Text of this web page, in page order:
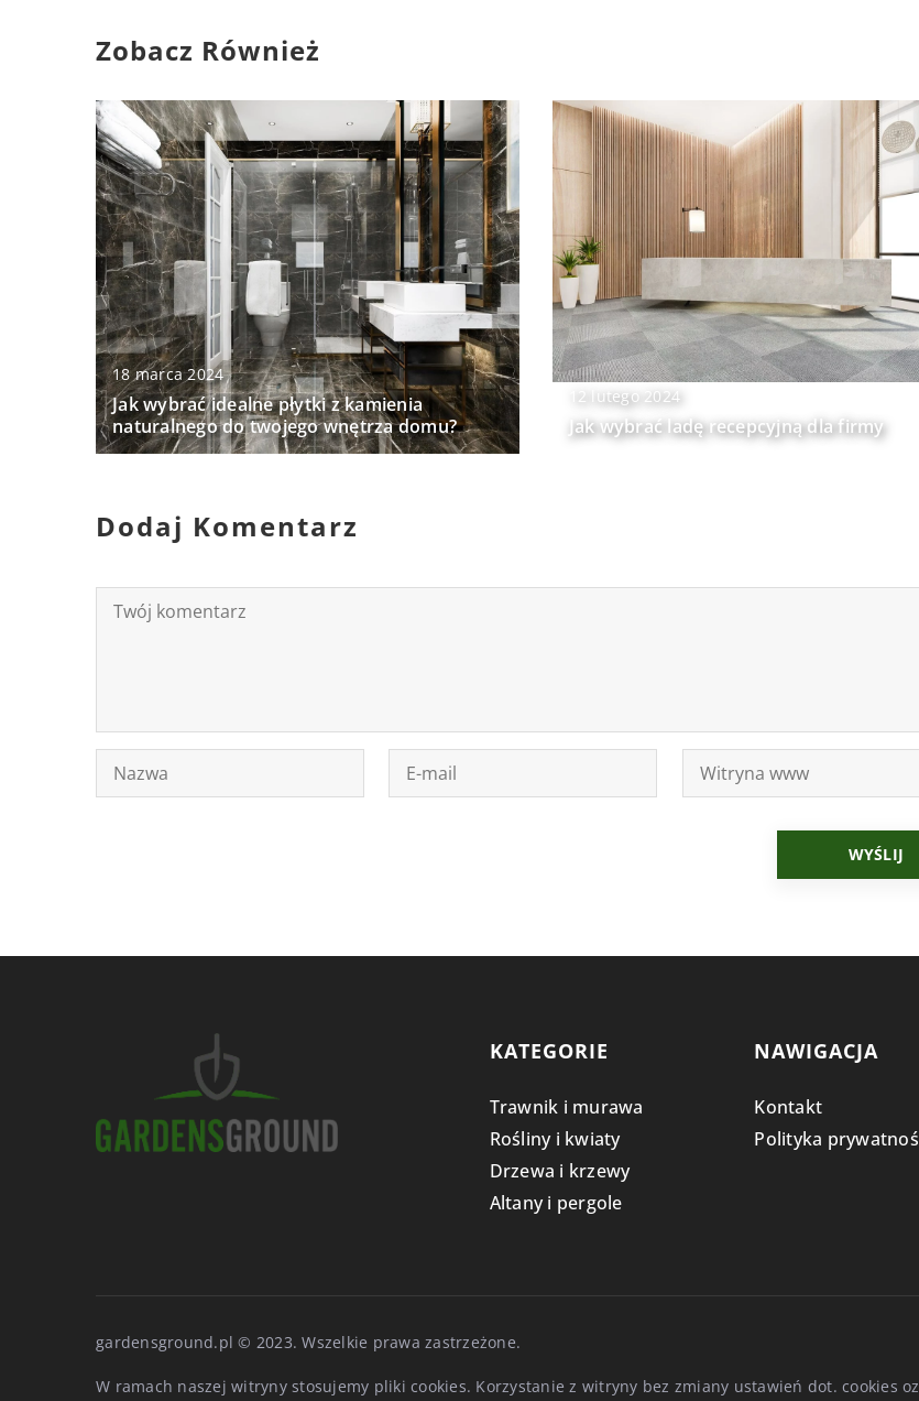
Zobacz Również
18 marca 2024
Jak wybrać idealne płytki z kamienia
naturalnego do twojego wnętrza domu?
12 lutego 2024
Jak wybrać ladę recepcyjną dla firmy
Dodaj Komentarz
KATEGORIE
Trawnik i murawa
Rośliny i kwiaty
Drzewa i krzewy
Altany i pergole
NAWIGACJA
Kontakt
Polityka
gardensground.pl © 2023. Wszelkie prawa zastrzeżone.
W ramach naszej witryny stosujemy pliki cookies. Korzystanie z witryny bez zmiany ustawień dot. cookies